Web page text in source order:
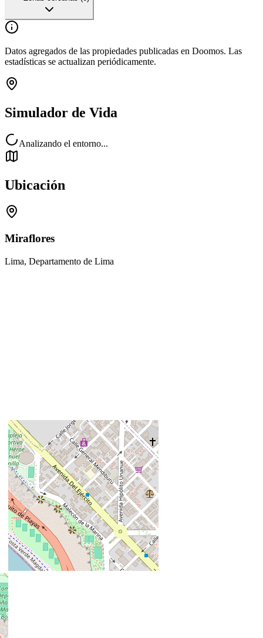
Datos agregados de las propiedades publicadas en Doomos. Las
estadísticas se actualizan periódicamente.
Simulador de Vida
Analizando el entorno...
Ubicación
Miraflores
Lima, Departamento de Lima